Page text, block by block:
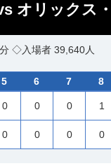
オリックス
◇入場者 39,640人
5 6 7 8
0 0 0 1
0 0 0 0